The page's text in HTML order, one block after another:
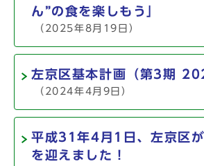
ん”の食を楽しもう」
（2025年8月19日）
左京区基本計画（第3期
（2024年4月9日）
平成31年4月1日、左京区
を迎えました！